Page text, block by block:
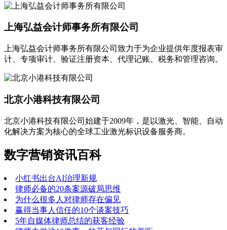
上海弘益会计师事务所有限公司
上海弘益会计师事务所有限公司致力于为企业提供年度报表审
计、专项审计、验证注册资本、代理记账、税务和管理咨询。
北京小港科技有限公司
北京小港科技有限公司始建于2009年，是以激光、智能、自动
化解决方案为核心的全球工业激光标识设备服务商。
数字营销资讯百科
小红书出台AI治理新规
律师必备的20条案源破局思维
为什么很多人对律师存在偏见
赢得当事人信任的10个谈案技巧
5年自媒体律师总结的获客经验